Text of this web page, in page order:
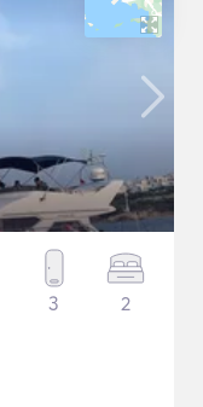
3 2